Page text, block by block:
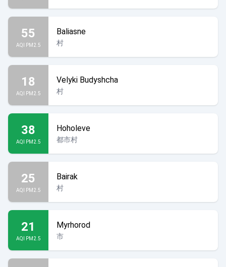
55
AQI PM2.5
Baliasne
村
18
AQI PM2.5
Velyki Budyshcha
村
38
AQI PM2.5
Hoholeve
都市村
25
AQI PM2.5
Bairak
村
21
AQI PM2.5
Myrhorod
市